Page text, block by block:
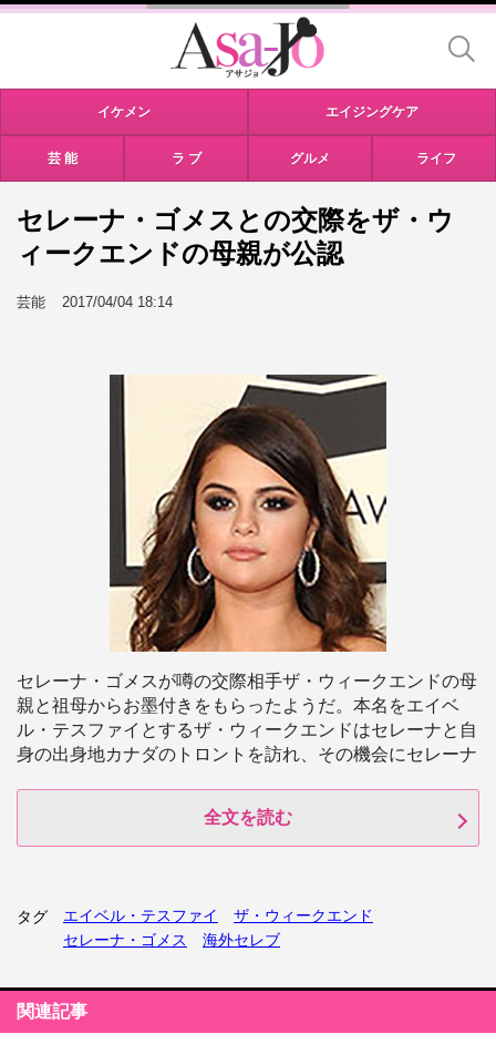
イケメン エイジングケア
芸 能 ラ ブ グルメ ライフ
セレーナ・ゴメスとの交際をザ・ウ
ィークエンドの母親が公認
芸能 2017/04/04 18:14
セレーナ・ゴメスが噂の交際相手ザ・ウィークエンドの母
親と祖母からお墨付きをもらったようだ。本名をエイベ
ル・テスファイとするザ・ウィークエンドはセレーナと自
身の出身地カナダのトロントを訪れ、その機会にセレーナ
全文を読む
タグ エイベル・テスファイ
ザ・ウィークエンド
セレーナ・ゴメス
海外セレブ
関連記事